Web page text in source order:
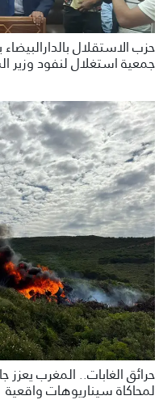
حزب الاستقلال
جمعية استغلال لنفود وزير
لمحاكاة سيناريوهات واقعية